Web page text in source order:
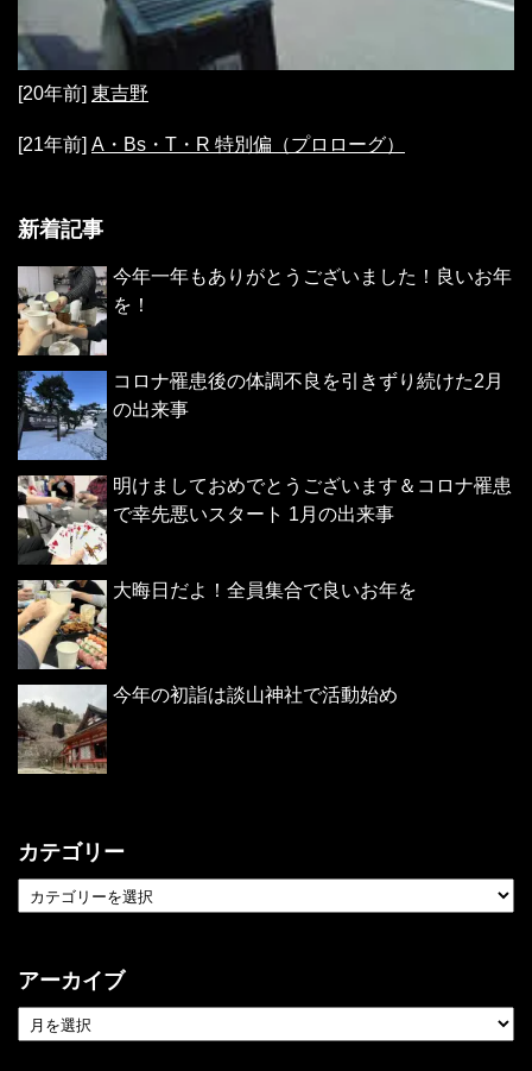
[20年前] 東吉野
[21年前] A・Bs・T・R 特別偏（プロローグ）
新着記事
今年一年もありがとうございました！良いお年
を！
コロナ罹患後の体調不良を引きずり続けた2月
の出来事
明けましておめでとうございます＆コロナ罹患
で幸先悪いスタート 1月の出来事
大晦日だよ！全員集合で良いお年を
今年の初詣は談山神社で活動始め
カテゴリー
アーカイブ